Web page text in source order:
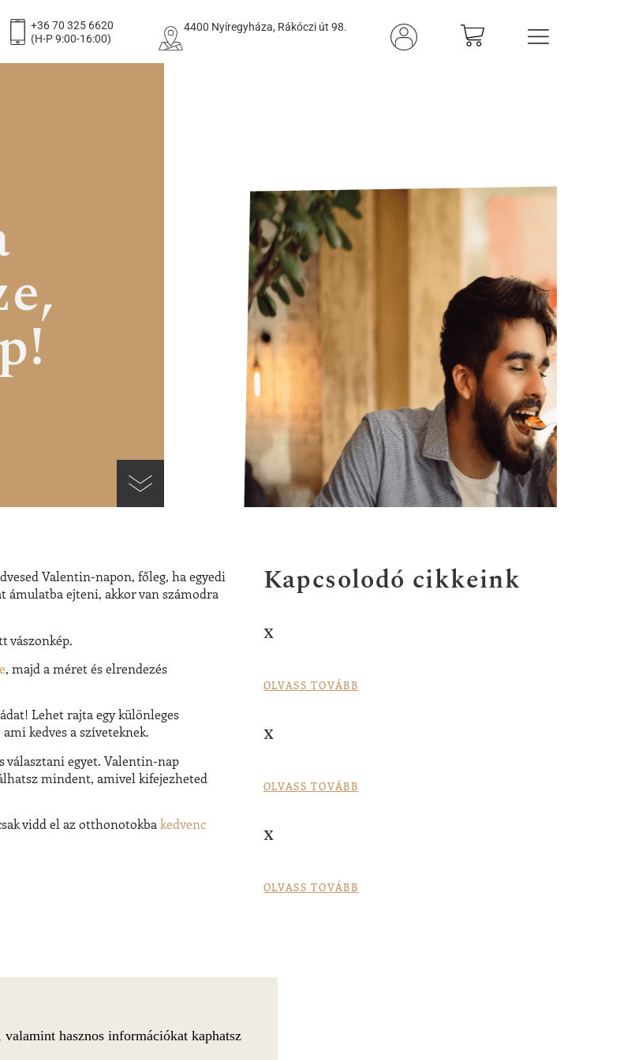
+36 70 325 6620
(H-P 9:00-16:00)
4400 Nyíregyháza, Rákóczi út 98.
Valentin-napon, főleg, ha egyedi
ámulatba ejteni, akkor van számodra
vászonkép.
, majd a méret és elrendezés
Lehet rajta egy különleges
kedves a szíveteknek.
választani egyet. Valentin-nap
mindent, amivel kifejezheted
vidd el az otthonotokba kedvenc
Kapcsolodó cikkeink
x
OLVASS TOVÁBB
x
OLVASS TOVÁBB
x
OLVASS TOVÁBB
hasznos információkat kaphatsz